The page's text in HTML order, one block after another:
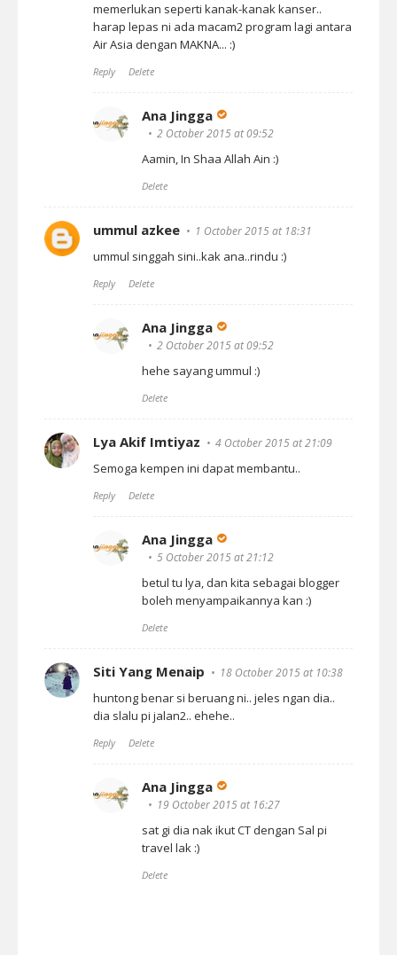
memerlukan seperti kanak-kanak kanser..
harap lepas ni ada macam2 program lagi antara
Air Asia dengan MAKNA... :)
Reply Delete
Ana Jingga
2 October 2015 at 09:52
Aamin, In Shaa Allah Ain :)
Delete
ummul azkee 1 October 2015 at 18:31
ummul singgah sini..kak ana..rindu :)
Reply Delete
Ana Jingga
2 October 2015 at 09:52
hehe sayang ummul :)
Delete
Lya Akif Imtiyaz 4 October 2015 at 21:09
Semoga kempen ini dapat membantu..
Reply Delete
Ana Jingga
5 October 2015 at 21:12
betul tu lya, dan kita sebagai blogger
boleh menyampaikannya kan :)
Delete
Siti Yang Menaip 18 October 2015 at 10:38
huntong benar si beruang ni.. jeles ngan dia..
dia slalu pi jalan2.. ehehe..
Reply Delete
Ana Jingga
19 October 2015 at 16:27
sat gi dia nak ikut CT dengan Sal pi
travel lak :)
Delete